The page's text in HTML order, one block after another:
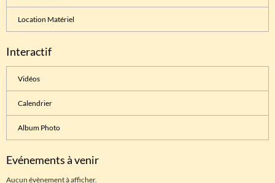
Location Matériel
Interactif
Vidéos
Calendrier
Album Photo
Evénements à venir
Aucun évènement à afficher.